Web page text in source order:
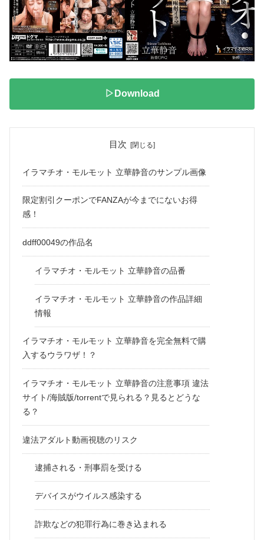
▷Download
目次
イラマチオ・モルモット 立華静音のサンプル画像
限定割引クーポンでFANZAが今までにないお得
感！
ddff00049の作品名
イラマチオ・モルモット 立華静音の品番
イラマチオ・モルモット 立華静音の作品詳細
情報
イラマチオ・モルモット 立華静音を完全無料で購
入するウラワザ！？
イラマチオ・モルモット 立華静音の注意事項 違法
サイト/海賊版/torrentで見られる？見るとどうな
る？
違法アダルト動画視聴のリスク
逮捕される・刑事罰を受ける
デバイスがウイルス感染する
詐欺などの犯罪行為に巻き込まれる